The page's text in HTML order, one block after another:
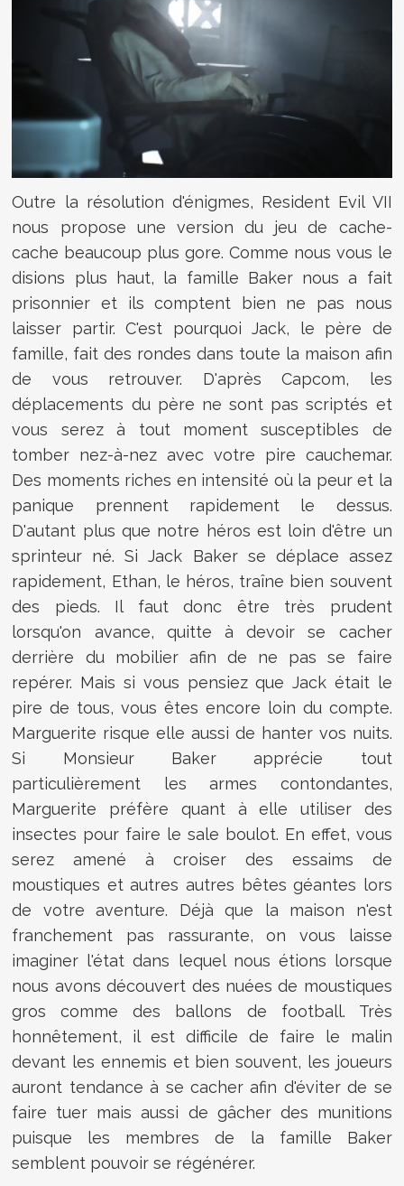
Outre la résolution d'énigmes, Resident Evil VII
nous propose une version du jeu de cache-
cache beaucoup plus gore. Comme nous vous le
disions plus haut, la famille Baker nous a fait
prisonnier et ils comptent bien ne pas nous
laisser partir. C'est pourquoi Jack, le père de
famille, fait des rondes dans toute la maison afin
de vous retrouver. D'après Capcom, les
déplacements du père ne sont pas scriptés et
vous serez à tout moment susceptibles de
tomber nez-à-nez avec votre pire cauchemar.
Des moments riches en intensité où la peur et la
panique prennent rapidement le dessus.
D'autant plus que notre héros est loin d'être un
sprinteur né. Si Jack Baker se déplace assez
rapidement, Ethan, le héros, traîne bien souvent
des pieds. Il faut donc être très prudent
lorsqu'on avance, quitte à devoir se cacher
derrière du mobilier afin de ne pas se faire
repérer. Mais si vous pensiez que Jack était le
pire de tous, vous êtes encore loin du compte.
Marguerite risque elle aussi de hanter vos nuits.
Si Monsieur Baker apprécie tout
particulièrement les armes contondantes,
Marguerite préfère quant à elle utiliser des
insectes pour faire le sale boulot. En effet, vous
serez amené à croiser des essaims de
moustiques et autres autres bêtes géantes lors
de votre aventure. Déjà que la maison n'est
franchement pas rassurante, on vous laisse
imaginer l'état dans lequel nous étions lorsque
nous avons découvert des nuées de moustiques
gros comme des ballons de football. Très
honnêtement, il est difficile de faire le malin
devant les ennemis et bien souvent, les joueurs
auront tendance à se cacher afin d'éviter de se
faire tuer mais aussi de gâcher des munitions
puisque les membres de la famille Baker
semblent pouvoir se régénérer.